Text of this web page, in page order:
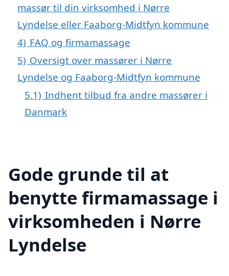
massør til din virksomhed i Nørre
Lyndelse eller Faaborg-Midtfyn kommune
4) FAQ og firmamassage
5) Oversigt over massører i Nørre
Lyndelse og Faaborg-Midtfyn kommune
5.1) Indhent tilbud fra andre massører i
Danmark
Gode grunde til at
benytte firmamassage i
virksomheden i Nørre
Lyndelse